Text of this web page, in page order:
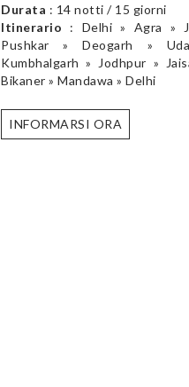
Durata : 14 notti / 15 giorni
Itinerario : Delhi » Agra »
Pushkar » Deogarh »
Kumbhalgarh » Jodhpur »
Bikaner » Mandawa » Delhi
INFORMARSI ORA